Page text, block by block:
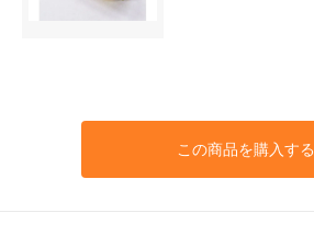
この商品を購入する